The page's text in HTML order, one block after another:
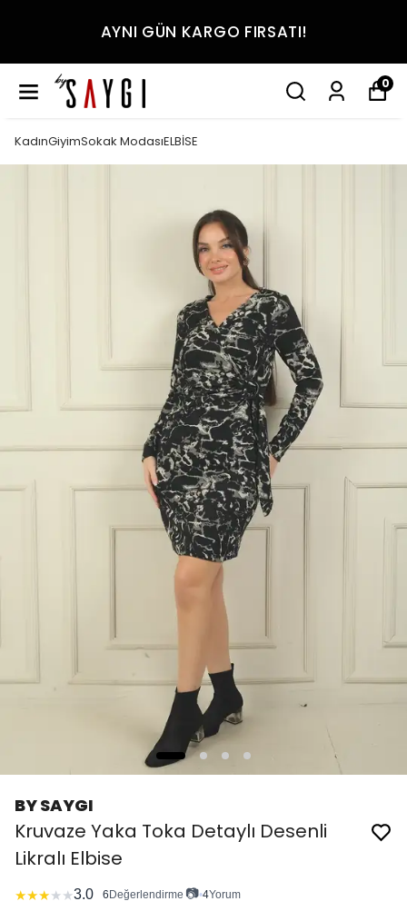
AYNI GÜN KARGO FIRSATI!
0
KadınGiyimSokak ModasıELBİSE
BY SAYGI
Kruvaze Yaka Toka Detaylı Desenli
Likralı Elbise
★★★★★3.0 6 Değerlendirme 📷•4Yorum